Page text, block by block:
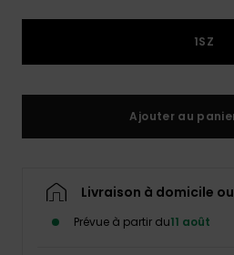
contact.
Consulter
la FAQ
1SZ
Ajouter au
Livraison à domicile
Prévue à partir du11 août